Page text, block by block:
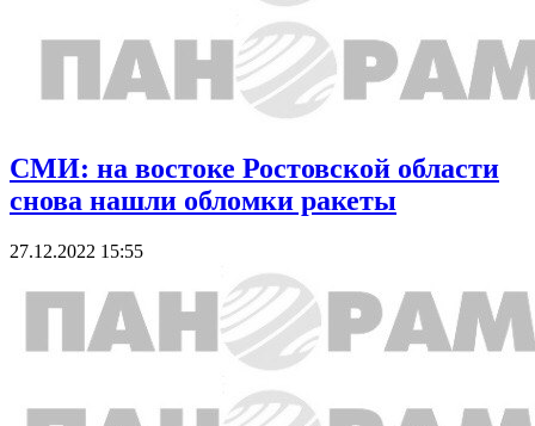
СМИ: на востоке Ростовской области
снова нашли обломки ракеты
27.12.2022 15:55